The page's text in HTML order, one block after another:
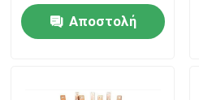
δευτερογενούς
τάσης 11kv και 208V
Αποστολή